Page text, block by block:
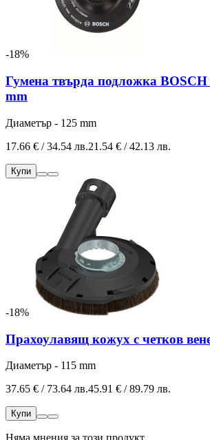
-18%
Гумена твърда подложка
mm
Диаметър - 125 mm
17.66 € / 34.54 лв.21.54 € / 42.13 лв.
Купи
-18%
Прахоулавящ кожух с четков
Диаметър - 115 mm
37.65 € / 73.64 лв.45.91 € / 89.79 лв.
Купи